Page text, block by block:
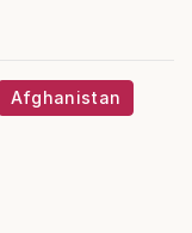
Afghanistan